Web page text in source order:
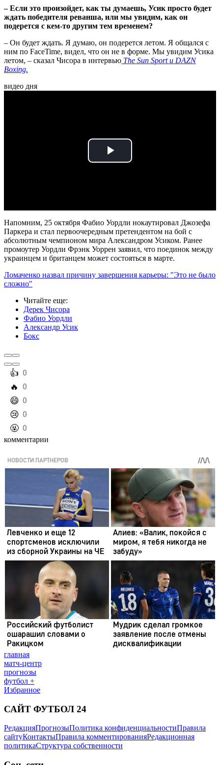
– Если это произойдет, как ты думаешь, Усик просто будет
ждать победителя реванша, или мы увидим, как он
подерется с кем-то другим тем временем?
– Он будет ждать. Я думаю, он подерется летом. Я общался с
ним по FaceTime, видел, что он не в форме. Мы увидим Усика
летом, – сказал Чисора в интервью The Sun Sport и DAZN
Boxing.
видео дня
Play
Напомним, 25 октября Фабио Уордли нокаутировал Джозефа
Паркера и стал первоочередным претендентом на бой с
абсолютным чемпионом мира Александром Усиком. Ранее
промоутер Уордли Фрэнк Уоррен заявил, что поединок между
украинцем и британцем может состояться в марте.
Ломаченко назвал причину завершения карьеры: "Это не было
сложно"
Читайте еще:
Дерек Чисора
Фабио Уордли
Александр Усик
Бокс
️👍 0
️🔥 0
️😄 0
️😢 0
️🤬 0
комментарии
главная
матч-центр
прогнозы
футбол +
Избранное
САЙТ ФУТБОЛ 24
РедакцияПрогнозыПолитика конфиденциальностиПравила
сайтуКонтактыПравила комментированияРедакционная
политикаСтруктура собственности